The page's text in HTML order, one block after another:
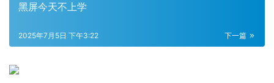
黑屏今天不上学
下一篇
2025年7月5日 下午3:22